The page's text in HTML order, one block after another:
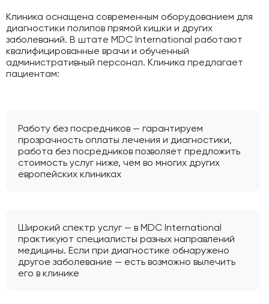
Клиника оснащена современным оборудованием для
диагностики полипов прямой кишки и других
заболеваний. В штате MDC International работают
квалифицированные врачи и обученный
административный персонал. Клиника предлагает
пациентам:
Работу без посредников — гарантируем
прозрачность оплаты лечения и диагностики,
работа без посредников позволяет предложить
стоимость услуг ниже, чем во многих других
европейских клиниках
Широкий спектр услуг — в MDC International
практикуют специалисты разных направлений
медицины. Если при диагностике обнаружено
другое заболевание — есть возможно вылечить
его в клинике